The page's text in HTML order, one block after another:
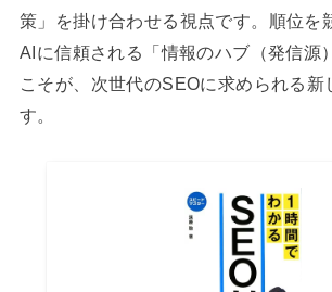
策」を掛け合わせる視点です。順位を
AIに信頼される「情報のハブ（発信源
こそが、次世代のSEOに求められる新
す。